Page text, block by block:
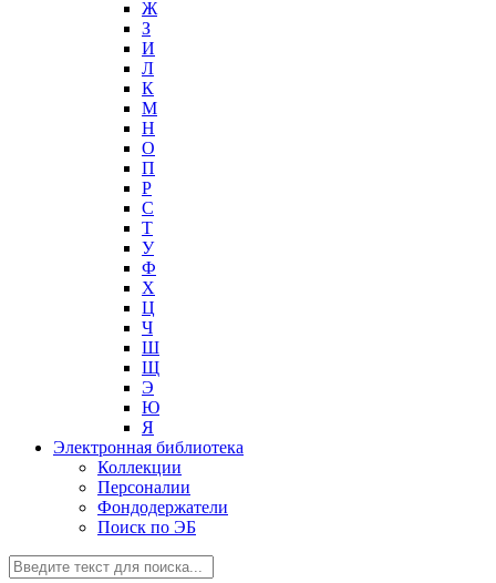
Ж
З
И
Л
К
М
Н
О
П
Р
С
Т
У
Ф
Х
Ц
Ч
Ш
Щ
Э
Ю
Я
Электронная библиотека
Коллекции
Персоналии
Фондодержатели
Поиск по ЭБ